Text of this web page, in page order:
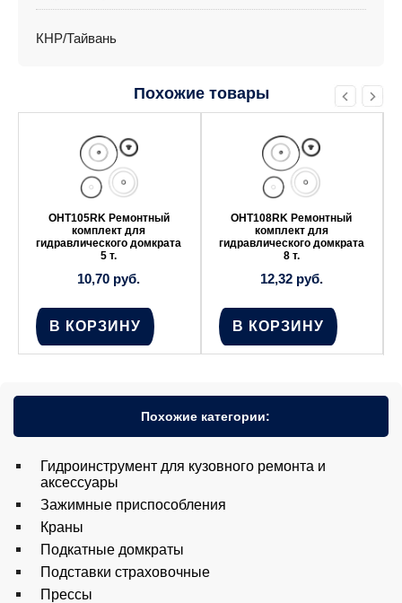
КНР/Тайвань
Похожие товары
OHT105RK Ремонтный
комплект для
гидравлического домкрата
5 т.
10,70 руб.
В КОРЗИНУ
OHT108RK Ремонтный
комплект для
гидравлического домкрата
8 т.
12,32 руб.
В КОРЗИНУ
Похожие категории:
Гидроинструмент для кузовного ремонта и
аксессуары
Зажимные приспособления
Краны
Подкатные домкраты
Подставки страховочные
Прессы